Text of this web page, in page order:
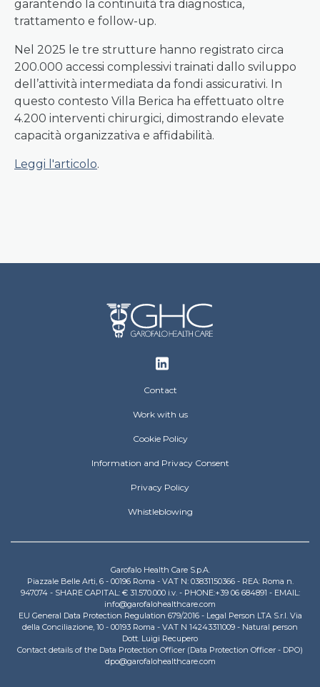
garantendo la continuità tra diagnostica,
trattamento e follow-up.
Nel 2025 le tre strutture hanno registrato circa
200.000 accessi complessivi trainati dallo sviluppo
dell’attività intermediata da fondi assicurativi. In
questo contesto Villa Berica ha effettuato oltre
4.200 interventi chirurgici, dimostrando elevate
capacità organizzativa e affidabilità.
Leggi l'articolo.
Contact
Work with us
Cookie Policy
Information and Privacy Consent
Privacy Policy
Whistleblowing
Garofalo Health Care S.p.A.
Piazzale Belle Arti, 6 - 00196 Roma - VAT N: 03831150366 - REA: Roma n.
947074 - SHARE CAPITAL: € 31.570.000 i.v. - PHONE:+39 06 684891 - EMAIL:
info@garofalohealthcare.com
EU General Data Protection Regulation 679/2016 - Legal Person LTA S.r.l. Via
della Conciliazione, 10 - 00193 Roma - VAT N 14243311009 - Natural person
Dott. Luigi Recupero
Contact details of the Data Protection Officer (Data Protection Officer - DPO)
dpo@garofalohealthcare.com